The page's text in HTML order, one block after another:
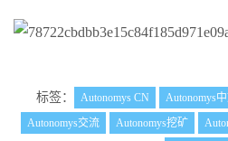
标签： Autonomys CN Autonomys
Autonomys交流
Autonomys挖矿